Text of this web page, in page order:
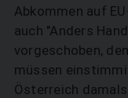
Abkommen auf
auch "Anders
vorgeschoben,
müssen
Österreich